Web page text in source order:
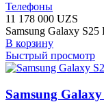
Телефоны
11 178 000 UZS
Samsung Galaxy
В корзину
Быстрый просмотр
Samsung